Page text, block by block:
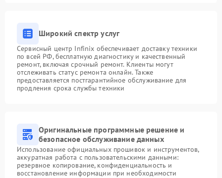
Широкий спектр услуг
Сервисный центр Infinix обеспечивает доставку техники
по всей РФ, бесплатную диагностику и качественный
ремонт, включая срочный ремонт. Клиенты могут
отслеживать статус ремонта онлайн. Также
предоставляется постгарантийное обслуживание для
продления срока службы техники
Оригинальные программные решение и
безопасное обслуживание данных
Использование официальных прошивок и инструментов,
аккуратная работа с пользовательскими данными:
резервное копирование, конфиденциальность и
восстановление информации при необходимости